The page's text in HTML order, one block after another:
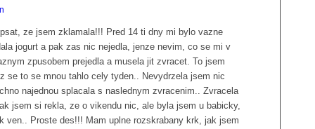
ze jsem zklamala!!! Pred 14 ti dny mi bylo vazne
jogurt a pak zas nic nejedla, jenze nevim, co se mi v
zpusobem prejedla a musela jit zvracet. To jsem
se to se mnou tahlo cely tyden.. Nevydrzela jsem nic
najednou splacala s naslednym zvracenim.. Zvracela
jsem si rekla, ze o vikendu nic, ale byla jsem u babicky,
ven.. Proste des!!! Mam uplne rozskrabany krk, jak jsem